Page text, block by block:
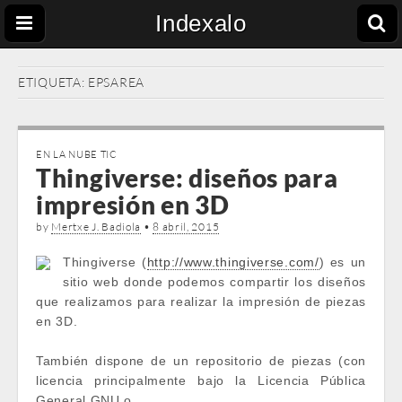
Indexalo
ETIQUETA: EPSAREA
EN LA NUBE TIC
Thingiverse: diseños para
impresión en 3D
by Mertxe J. Badiola •8 abril, 2015
Thingiverse (http://www.thingiverse.com/) es un
sitio web donde podemos compartir los diseños
que realizamos para realizar la impresión de piezas
en 3D.
También dispone de un repositorio de piezas (con
licencia principalmente bajo la Licencia Pública